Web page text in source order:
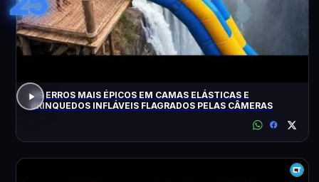
OS ERROS MAIS ÉPICOS EM CAMAS ELÁSTICAS E
BRINQUEDOS INFLÁVEIS FLAGRADOS PELAS CÂMERAS